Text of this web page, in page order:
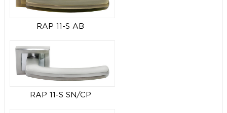
RAP 11-S AB
RAP 11-S SN/CP